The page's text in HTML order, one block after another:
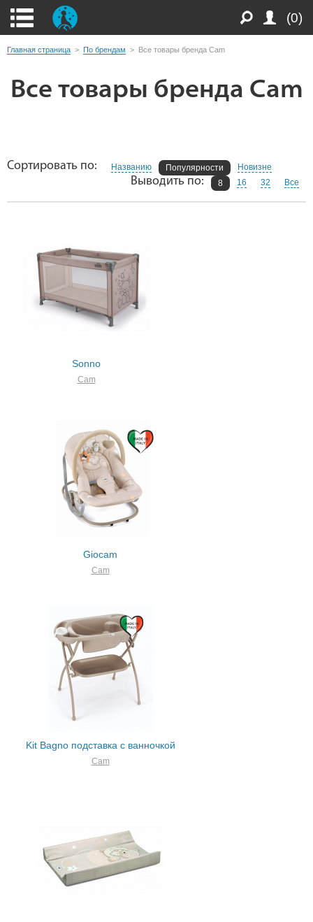
(0)
Главная страница > По брендам > Все товары бренда Cam
Все товары бренда Cam
Сортировать по: Названию Популярности Новизне
Выводить по: 8 16 32 Все
Sonno
Cam
Giocam
Cam
Kit Bagno подставка c ванночкой
Cam